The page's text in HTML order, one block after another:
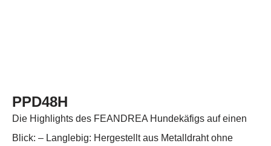
PPD48H
Die Highlights des FEANDREA Hundekäfigs auf einen
Blick: – Langlebig: Hergestellt aus Metalldraht ohne